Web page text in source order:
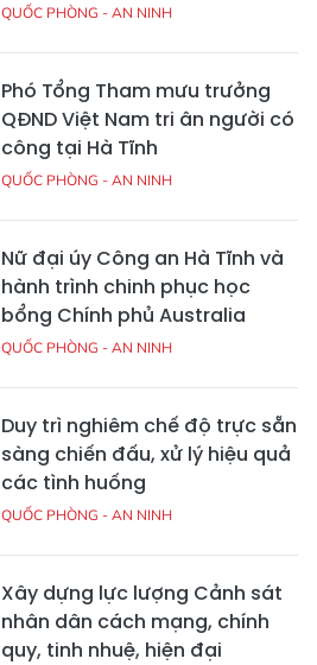
QUỐC PHÒNG - AN NINH
Phó Tổng Tham mưu trưởng
QĐND Việt Nam tri ân người có
công tại Hà Tĩnh
QUỐC PHÒNG - AN NINH
Nữ đại úy Công an Hà Tĩnh và
hành trình chinh phục học
bổng Chính phủ Australia
QUỐC PHÒNG - AN NINH
Duy trì nghiêm chế độ trực sẵn
sàng chiến đấu, xử lý hiệu quả
các tình huống
QUỐC PHÒNG - AN NINH
Xây dựng lực lượng Cảnh sát
nhân dân cách mạng, chính
quy, tinh nhuệ, hiện đại